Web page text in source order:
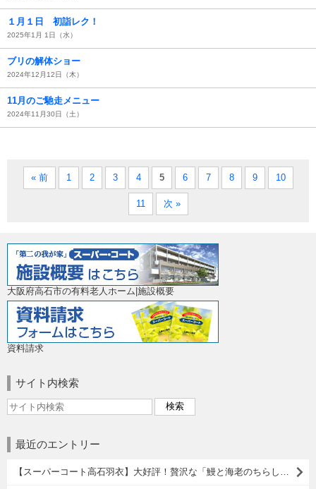
１月１日 初詣レク！
2025年1月 1日（水）
ブリの解体ショー
2024年12月12日（木）
11月のご馳走メニュー
2024年11月30日（土）
« 前 1 2 3 4 5 6 7 8 9 10
11 次 »
大阪府高石市の有料老人ホーム|施設概要
資料請求
サイト内検索
最近のエントリー